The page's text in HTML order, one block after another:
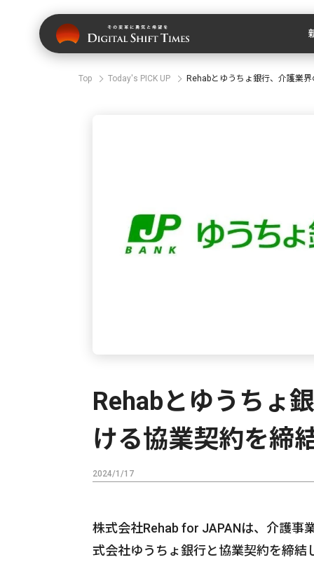
Top Today's PICK UP Rehabとゆうちょ銀行、介護業
Rehabとゆうちょ
ける協業契約を締
2024/1/17
株式会社Rehab for JAPANは、介護事
式会社ゆうちょ銀行と協業契約を締結